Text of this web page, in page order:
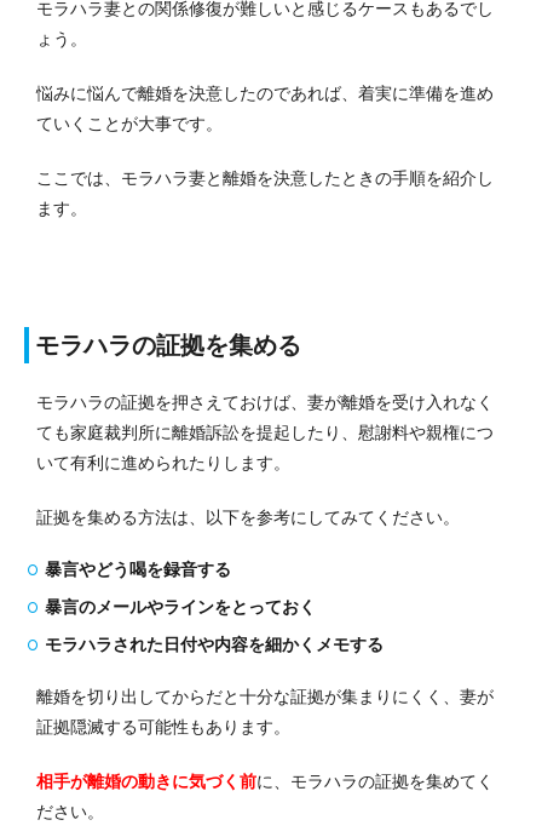
モラハラ妻との関係修復が難しいと感じるケースもあるでし
ょう。
悩みに悩んで離婚を決意したのであれば、着実に準備を進め
ていくことが大事です。
ここでは、モラハラ妻と離婚を決意したときの手順を紹介し
ます。
モラハラの証拠を集める
モラハラの証拠を押さえておけば、妻が離婚を受け入れなく
ても家庭裁判所に離婚訴訟を提起したり、慰謝料や親権につ
いて有利に進められたりします。
証拠を集める方法は、以下を参考にしてみてください。
暴言やどう喝を録音する
暴言のメールやラインをとっておく
モラハラされた日付や内容を細かくメモする
離婚を切り出してからだと十分な証拠が集まりにくく、妻が
証拠隠滅する可能性もあります。
相手が離婚の動きに気づく前に、モラハラの証拠を集めてく
ださい。